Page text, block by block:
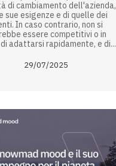
di cambiamento dell'azienda,
sue esigenze e di quelle dei
In caso contrario, non si
essere competitivi o in
adattarsi rapidamente, e di...
29/07/2025